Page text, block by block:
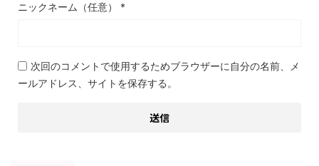
ニックネーム（任意） *
次回のコメントで使用するためブラウザーに自分の名前、メ
ールアドレス、サイトを保存する。